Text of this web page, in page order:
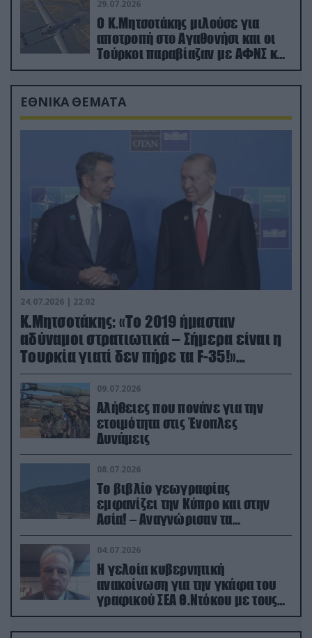
29.07.2026
Ο Κ.Μητσοτάκης μιλούσε για
αποτροπή στο Αγαθονήσι και οι
Τούρκοι παραβίαζαν με ΑΦΝΣ και
drone
ΕΘΝΙΚΑ ΘΕΜΑΤΑ
24.07.2026 | 22:02
Κ.Μητσοτάκης: «Το 2019 ήμασταν
αδύναμοι στρατιωτικά – Σήμερα είναι η
Τουρκία γιατί δεν πήρε τα F-35!»
(βίντεο)
09.07.2026
Αλήθειες που πονάνε για την
ετοιμότητα στις Ένοπλες
Δυνάμεις
08.07.2026
Το βιβλίο γεωγραφίας
εμφανίζει την Κύπρο και στην
Ασία! – Αναγνώρισαν τα
κατεχόμενα; (φωτο)
04.07.2026
Η γελοία κυβερνητική
ανακοίνωση για την γκάφα του
γραφικού ΣΕΑ Θ.Ντόκου με τους
Ρώσους φαρσέρ